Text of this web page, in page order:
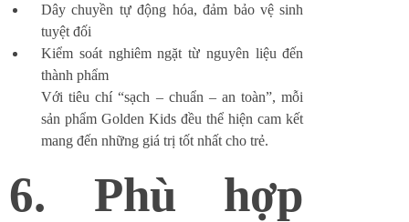
Dây chuyền tự động hóa, đảm bảo vệ sinh
tuyệt đối
Kiểm soát nghiêm ngặt từ nguyên liệu đến
thành phẩm
Với tiêu chí “sạch – chuẩn – an toàn”, mỗi
sản phẩm Golden Kids đều thể hiện cam kết
mang đến những giá trị tốt nhất cho trẻ.
6. Phù hợp